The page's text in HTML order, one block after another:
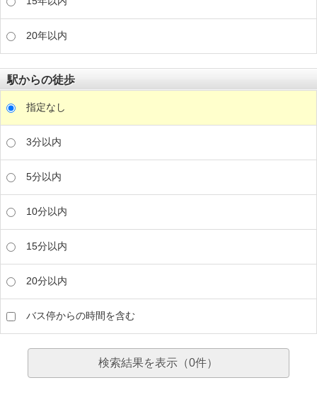
20年以内
駅からの徒歩
指定なし
3分以内
5分以内
10分以内
15分以内
20分以内
バス停からの時間を含む
検索結果を表示（0件）